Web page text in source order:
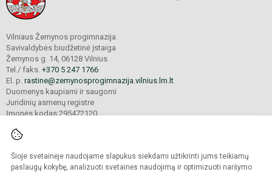
Šioje svetainėje naudojame slapukus siekdami užtikrinti jums teikiamų
paslaugų kokybę, analizuoti svetainės naudojimą ir optimizuoti naršymo
Vilniaus Žemynos progimnazija
Savivaldybės biudžetinė įstaiga
Žemynos g. 14, 06128 Vilnius
Tel./ faks. +370 5 247 1766
El. p. rastine@zemynosprogimnazija.vilnius.lm.lt
Duomenys kaupiami ir saugomi
Juridinių asmenų registre
Įmonės kodas 295472120
© 2024. Vilniaus Žemynos progimnazija. Visos teisės saugomos.
Kopijuoti turinį be raštiško įstaigos administracijos sutikimo griežtai draudžiama.